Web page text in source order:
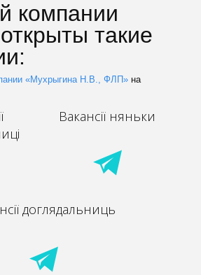
компании
такие
«Мухрыгина Н.В., ФЛП» на
Вакансії няньки
доглядальниць